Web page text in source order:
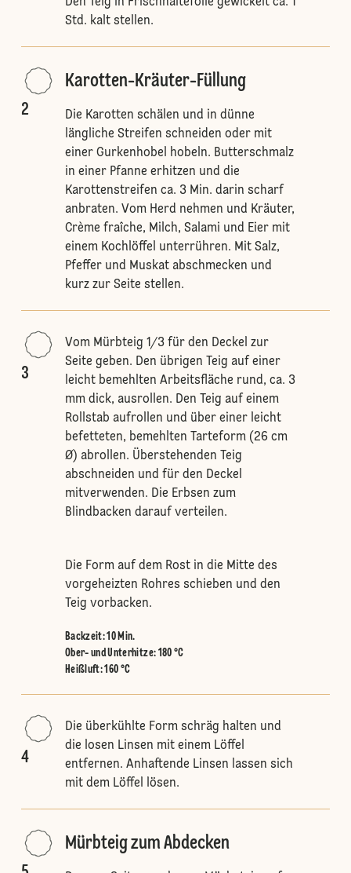
Std. kalt stellen.
2
Karotten-Kräuter-Füllung
Die Karotten schälen und in dünne
längliche Streifen schneiden oder mit
einer Gurkenhobel hobeln. Butterschmalz
in einer Pfanne erhitzen und die
Karottenstreifen ca. 3 Min. darin scharf
anbraten. Vom Herd nehmen und Kräuter,
Crème fraîche, Milch, Salami und Eier mit
einem Kochlöffel unterrühren. Mit Salz,
Pfeffer und Muskat abschmecken und
kurz zur Seite stellen.
3
Vom Mürbteig 1/3 für den Deckel zur
Seite geben. Den übrigen Teig auf einer
leicht bemehlten Arbeitsfläche rund, ca. 3
mm dick, ausrollen. Den Teig auf einem
Rollstab aufrollen und über einer leicht
befetteten, bemehlten Tarteform (26 cm
Ø) abrollen. Überstehenden Teig
abschneiden und für den Deckel
mitverwenden. Die Erbsen zum
Blindbacken darauf verteilen.
Die Form auf dem Rost in die Mitte des
vorgeheizten Rohres schieben und den
Teig vorbacken.
Backzeit: 10 Min.
Ober- und Unterhitze: 180 °C
Heißluft:160 °C
4
Die überkühlte Form schräg halten und
die losen Linsen mit einem Löffel
entfernen. Anhaftende Linsen lassen sich
mit dem Löffel lösen.
Mürbteig zum Abdecken